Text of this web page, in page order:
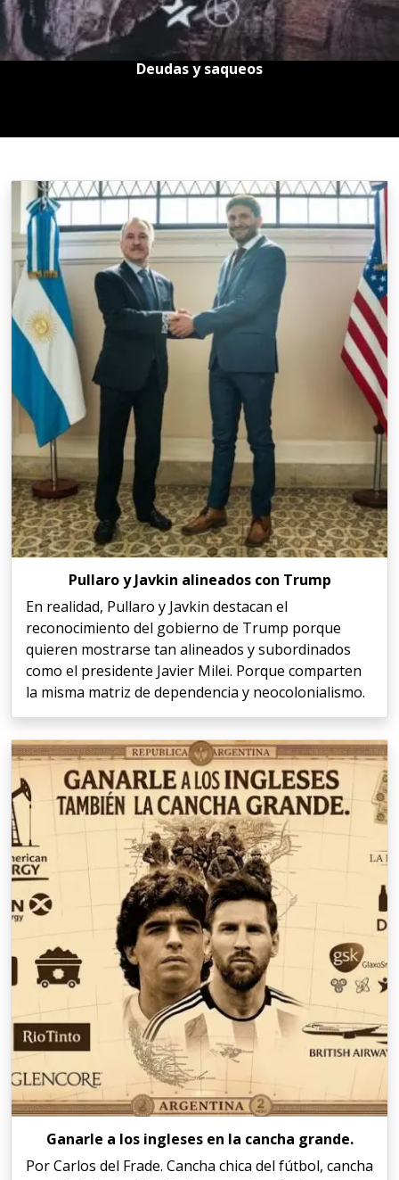
Deudas y saqueos
Pullaro y Javkin alineados con Trump
En realidad, Pullaro y Javkin destacan el
reconocimiento del gobierno de Trump porque
quieren mostrarse tan alineados y subordinados
como el presidente Javier Milei. Porque comparten
la misma matriz de dependencia y neocolonialismo.
Ganarle a los ingleses en la cancha grande.
Por Carlos del Frade. Cancha chica del fútbol, cancha